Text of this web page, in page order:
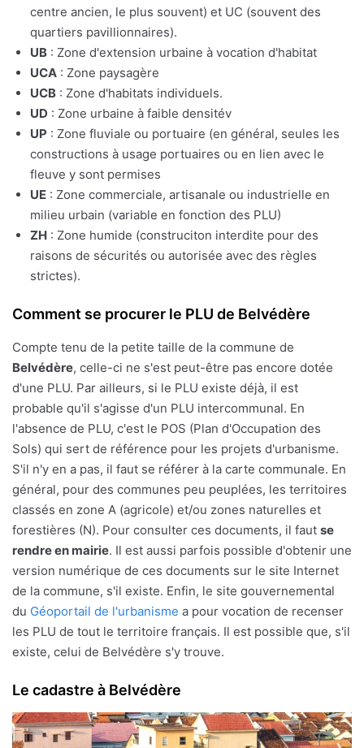
centre ancien, le plus souvent) et UC (souvent des
quartiers pavillionnaires).
UB : Zone d'extension urbaine à vocation d'habitat
UCA : Zone paysagère
UCB : Zone d'habitats individuels.
UD : Zone urbaine à faible densitév
UP : Zone fluviale ou portuaire (en général, seules les
constructions à usage portuaires ou en lien avec le
fleuve y sont permises
UE : Zone commerciale, artisanale ou industrielle en
milieu urbain (variable en fonction des PLU)
ZH : Zone humide (construciton interdite pour des
raisons de sécurités ou autorisée avec des règles
strictes).
Comment se procurer le PLU de Belvédère
Compte tenu de la petite taille de la commune de
Belvédère, celle-ci ne s'est peut-être pas encore dotée
d'une PLU. Par ailleurs, si le PLU existe déjà, il est
probable qu'il s'agisse d'un PLU intercommunal. En
l'absence de PLU, c'est le POS (Plan d'Occupation des
Sols) qui sert de référence pour les projets d'urbanisme.
S'il n'y en a pas, il faut se référer à la carte communale. En
général, pour des communes peu peuplées, les territoires
classés en zone A (agricole) et/ou zones naturelles et
forestières (N). Pour consulter ces documents, il faut se
rendre en mairie. Il est aussi parfois possible d'obtenir une
version numérique de ces documents sur le site Internet
de la commune, s'il existe. Enfin, le site gouvernemental
du Géoportail de l'urbanisme a pour vocation de recenser
les PLU de tout le territoire français. Il est possible que, s'il
existe, celui de Belvédère s'y trouve.
Le cadastre à Belvédère